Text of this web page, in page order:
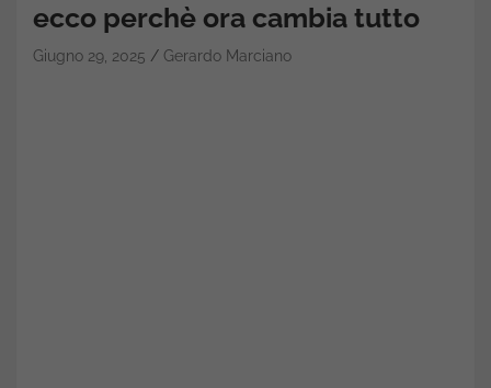
ecco perchè ora cambia tutto
Giugno 29, 2025 Gerardo Marciano